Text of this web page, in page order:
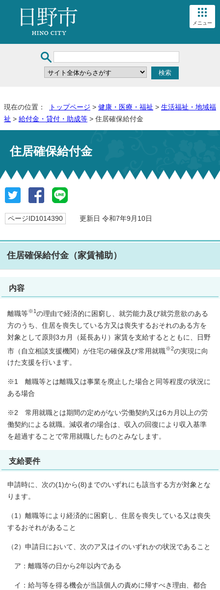
メニュー
現在の位置： トップページ > 健康・医療・福祉 > 生活福祉・地域福
祉 > 給付金・貸付・助成等 > 住居確保給付金
住居確保給付金
ページID1014390 更新日 令和7年9月10日
住居確保給付金（家賃補助）
内容
離職等※1の理由で経済的に困窮し、就労能力及び就労意欲のある
方のうち、住居を喪失している方又は喪失するおそれのある方を
対象として原則3カ月（延長あり）家賃を支給するとともに、日野
市（自立相談支援機関）が住宅の確保及び常用就職※2の実現に向
けた支援を行います。
※1 離職等とは離職又は事業を廃止した場合と同等程度の状況に
ある場合
※2 常用就職とは期間の定めがない労働契約又は6カ月以上の労
働契約による就職。減収者の場合は、収入の回復により収入基準
を超過することで常用就職したものとみなします。
支給要件
申請時に、次の(1)から(8)までのいずれにも該当する方が対象とな
ります。
（1）離職等により経済的に困窮し、住居を喪失している又は喪失
するおそれがあること
（2）申請日において、次のア又はイのいずれかの状況であること
ア：離職等の日から2年以内である
イ：給与等を得る機会が当該個人の責めに帰すべき理由、都合